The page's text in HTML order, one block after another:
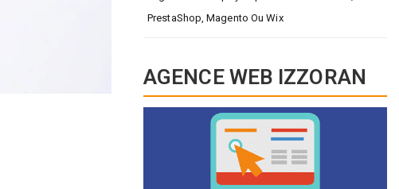
PrestaShop, Magento Ou Wix
AGENCE WEB IZZORAN